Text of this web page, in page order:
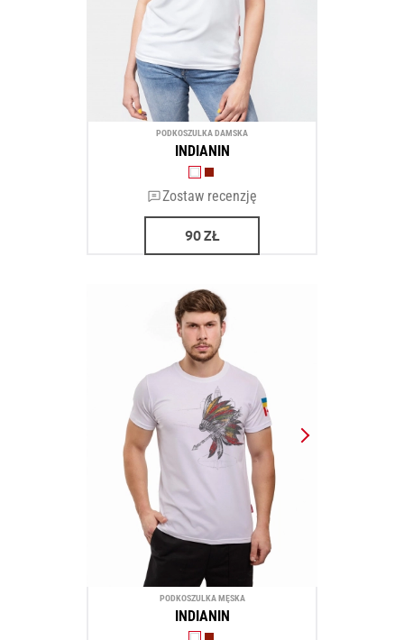
PODKOSZULKA DAMSKA
INDIANIN
Zostaw recenzję
90ZŁ
PODKOSZULKA MĘSKA
INDIANIN